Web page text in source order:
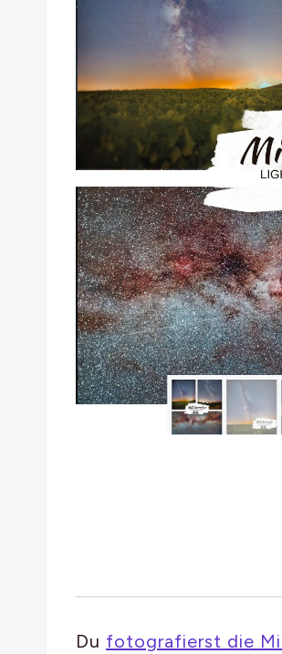
Du fotografierst die